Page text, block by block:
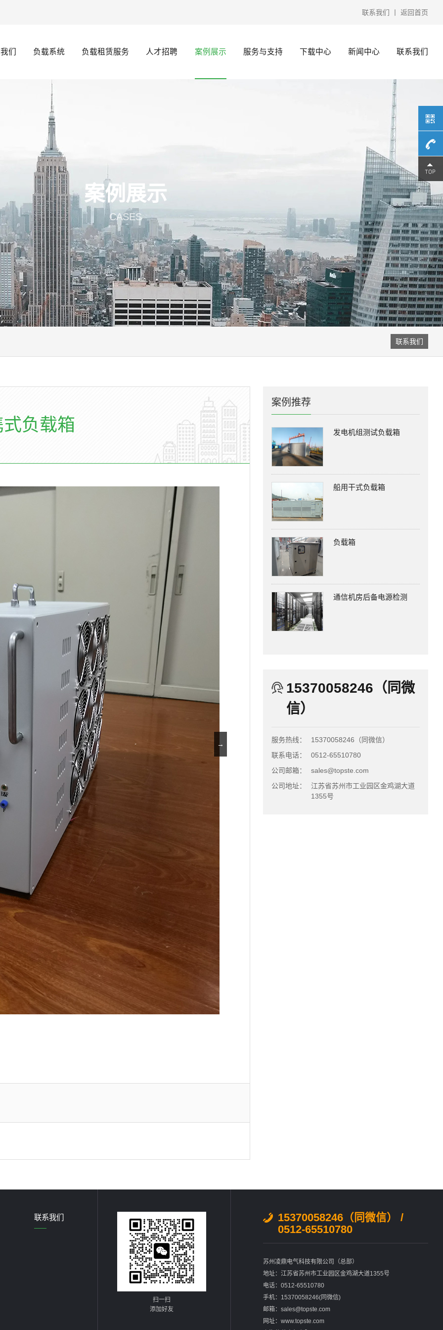
联系我们 返回首页
们 负载系统 负载租赁服务 人才招聘 案例展示 服务与支持 下载中心 新闻中心 联系我们
案例展示
CASES
联系我们
负载箱
→
案例推荐
发电机组测试负载箱
船用干式负载箱
负载箱
通信机房后备电源检测
15370058246（同微
信）
服务热线：
15370058246（同微信）
联系电话：
0512-65510780
公司邮箱：
sales@topste.com
公司地址：
江苏省苏州市工业园区金鸡湖大道
1355号
联系我们
扫一扫
添加好友
15370058246（同微信） /
0512-65510780
苏州凌鼎电气科技有限公司（总部）
地址：江苏省苏州市工业园区金鸡湖大道1355号
电话：0512-65510780
手机：15370058246(同微信)
邮箱：sales@topste.com
网址：www.topste.com
微信）